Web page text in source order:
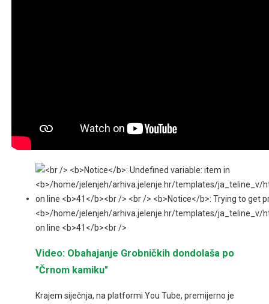
Video: Obahajanje Grobničkih dondolaša po
"Črnom kamiku"
Krajem siječnja, na platformi You Tube, premijerno je